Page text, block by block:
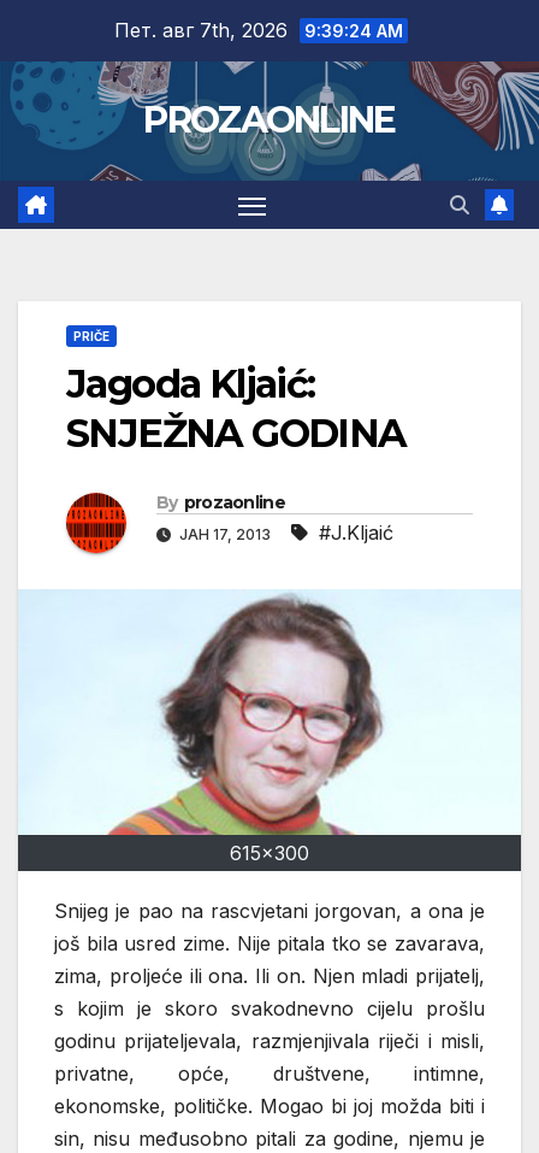
content
Пет. авг 7th, 2026 9:39:24 AM
PROZAONLINE
PRIČE
Jagoda Kljaić:
SNJEŽNA GODINA
By prozaonline
ЈАН 17, 2013 #J.Kljaić
615x300
Snijeg je pao na rascvjetani jorgovan, a ona je
još bila usred zime. Nije pitala tko se zavarava,
zima, proljeće ili ona. Ili on. Njen mladi prijatelj,
s kojim je skoro svakodnevno cijelu prošlu
godinu prijateljevala, razmjenjivala riječi i misli,
privatne, opće, društvene, intimne,
ekonomske, političke. Mogao bi joj možda biti i
sin, nisu međusobno pitali za godine, njemu je